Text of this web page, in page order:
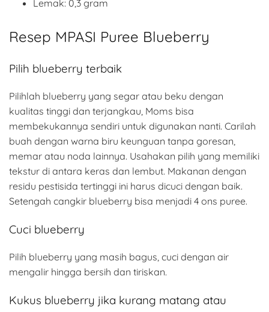
Lemak: 0,3 gram
Resep MPASI Puree Blueberry
Pilih blueberry terbaik
Pilihlah blueberry yang segar atau beku dengan
kualitas tinggi dan terjangkau, Moms bisa
membekukannya sendiri untuk digunakan nanti. Carilah
buah dengan warna biru keunguan tanpa goresan,
memar atau noda lainnya. Usahakan pilih yang memiliki
tekstur di antara keras dan lembut. Makanan dengan
residu pestisida tertinggi ini harus dicuci dengan baik.
Setengah cangkir blueberry bisa menjadi 4 ons puree.
Cuci blueberry
Pilih blueberry yang masih bagus, cuci dengan air
mengalir hingga bersih dan tiriskan.
Kukus blueberry jika kurang matang atau